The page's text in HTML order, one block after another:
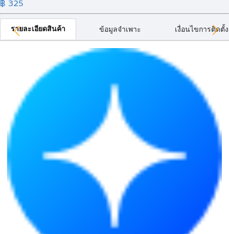
฿ 325
รายละเอียดสินค้า ข้อมูลจำเพาะ เงื่อนไขการติดตั้ง